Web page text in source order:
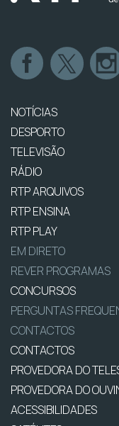
NOTÍCIAS
DESPORTO
TELEVISÃO
RÁDIO
RTP ARQUIVOS
RTP ENSINA
RTP PLAY
EM DIRETO
REVER PROGRAMAS
CONCURSOS
PERGUNTAS
CONTACTOS
CONTACTOS
PROVEDORA DO
PROVEDORA DO
ACESSIBILIDADES